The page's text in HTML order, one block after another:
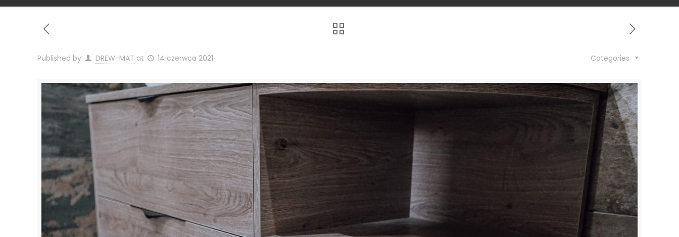
Published by DREW-MAT at 14 czerwca 2021 Categories